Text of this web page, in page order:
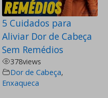
5 Cuidados para
Aliviar Dor de Cabeça
Sem Remédios
378views
Dor de Cabeça,
Enxaqueca